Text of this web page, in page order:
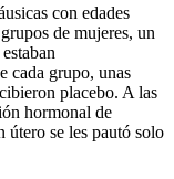
con edades
de mujeres, un
cada grupo, unas
placebo. A las
hormonal de
útero se les pautó solo